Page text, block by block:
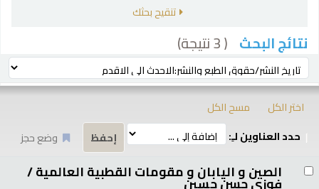
تنقيح بحثك
نتائج البحث ( 3 نتيجة)
ترتيب بواسطة:
اختر الكل
مسح الكل
حدد العناوين لـِ:
وضع حجز
الصين و اليابان و مقومات القطبية العالمية /
فوزي حسن حسين